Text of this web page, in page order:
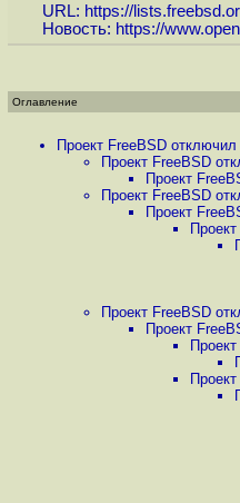
URL: https://
Новость: https://
Оглавление
Проект FreeBSD
Проект FreeBSD
Проект
Проект FreeBSD
Проект
Проект FreeBSD
Проект